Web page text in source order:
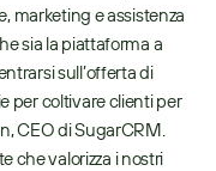
marketing e assistenza
sia la piattaforma a
sull’offerta di
per coltivare clienti per
CEO di SugarCRM.
che valorizza i nostri